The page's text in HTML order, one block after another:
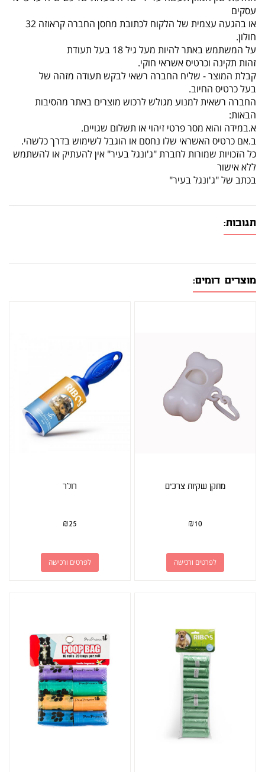
עסקים
או בהגעה עצמית של הלקוח לכתובת מחסן החברה קראוזה 32
חולון.
על המשתמש באתר להיות מעל גיל 18 בעל תעודת
זהות תקינה וכרטיס אשראי חוקי.
קבלת המוצר - שליח החברה רשאי לבקש תעודה מזהה של
בעל כרטיס החיוב.
החברה רשאית למנוע מגולש לרכוש מוצרים באתר מהסיבות
הבאות:
א.במידה והוא מסר פרטי זיהוי או תשלום שגויים.
ב.אם כרטיס האשראי שלו נחסם או הוגבל לשימוש בדרך כלשהי.
כל הזכויות שמורות לחברת "ג'ונגל בעיר" אין להעתיק או להשתמש
ללא אישור
בכתב של "ג'ונגל בעיר"
תגובות:
מוצרים דומים:
מתקן שקיות צרכים
₪10
לפרטים ורכישה
רולר
₪25
לפרטים ורכישה